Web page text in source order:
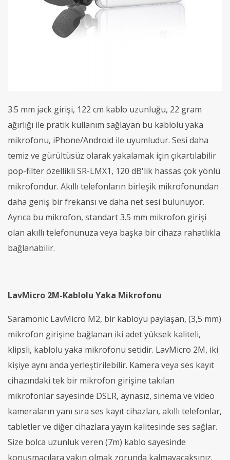
3.5 mm jack girişi, 122 cm kablo uzunluğu, 22 gram
ağırlığı ile pratik kullanım sağlayan bu kablolu yaka
mikrofonu, iPhone/Android ile uyumludur. Sesi daha
temiz ve gürültüsüz olarak yakalamak için çıkartılabilir
pop-filter özellikli SR-LMX1, 120 dB'lik hassas çok yönlü
mikrofondur. Akıllı telefonların birleşik mikrofonundan
daha geniş bir frekansı ve daha net sesi bulunuyor.
Ayrıca bu mikrofon, standart 3.5 mm mikrofon girişi
olan akıllı telefonunuza veya başka bir cihaza rahatlıkla
bağlanabilir.
LavMicro 2M-Kablolu Yaka Mikrofonu
Saramonic LavMicro M2, bir kabloyu paylaşan, (3,5 mm)
mikrofon girişine bağlanan iki adet yüksek kaliteli,
klipsli, kablolu yaka mikrofonu setidir. LavMicro 2M, iki
kişiye aynı anda yerleştirilebilir. Kamera veya ses kayıt
cihazındaki tek bir mikrofon girişine takılan
mikrofonlar sayesinde DSLR, aynasız, sinema ve video
kameraların yanı sıra ses kayıt cihazları, akıllı telefonlar,
tabletler ve diğer cihazlara yayın kalitesinde ses sağlar.
Size bolca uzunluk veren (7m) kablo sayesinde
konuşmacılara yakın olmak zorunda kalmayacaksınız.